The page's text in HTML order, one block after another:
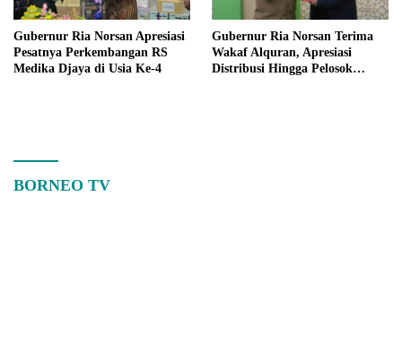
Gubernur Ria Norsan Apresiasi
Pesatnya Perkembangan RS
Medika Djaya di Usia Ke-4
Gubernur Ria Norsan Terima
Wakaf Alquran, Apresiasi
Distribusi Hingga Pelosok
BORNEO TV